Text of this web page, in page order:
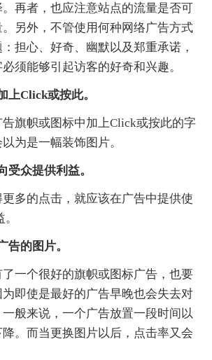
再者，也应注意站点的流量是否可
另外，不管使用何种网络广告方式
担心、好奇、幽默以及郑重承诺，
须能够引起访客的好奇和兴趣。
上Click或按此。
帜或图标中加上Click或按此的字
为是一幅装饰图片。
受众提供利益。
的点击，就应该在广告中提供使
告的图片。
个很好的旗帜或图标广告，也要
即使是最好的广告早晚也会失去对
一般来说，一个广告放置一段时间以
。而当更换图片以后，点击率又会